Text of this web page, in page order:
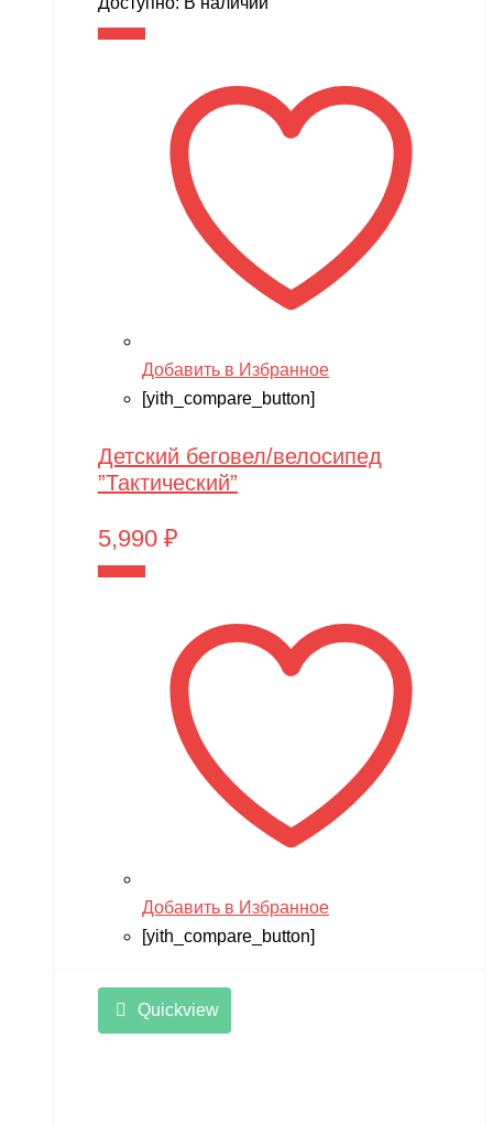
Добавить в Избранное
[yith_compare_button]
Детский беговел/велосипед
”Тактический”
5,990 ₽
Добавить в Избранное
[yith_compare_button]
Quickview